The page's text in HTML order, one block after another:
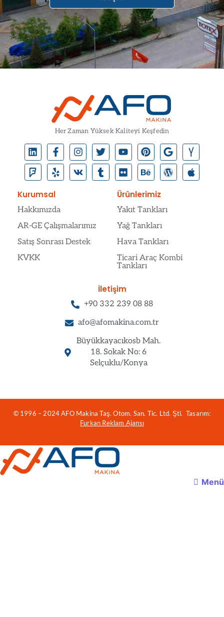
Her Zaman Yüksek Kaliteyi Keşfedin
Kurumsal
Hakkımızda
AR-GE Çalışmalarımız
Satış Sonrası Destek
KVKK
Ürünlerimiz
Yakıt Tankları
Yağ Tankları
Hava Tankları
Ticari Araç Kombi
Tankları
İletişim
+90 332 239 08 88
afo@afomakina.com.tr
Büyükkayacıkosb Mah.
18. Sokak No: 6
Selçuklu/Konya
© 1996 – 2024 AFO Makina Taş. Otom. San. Tic. Ltd. Şti. Tasarım:
Furkan Reklam Ajansı
Menü